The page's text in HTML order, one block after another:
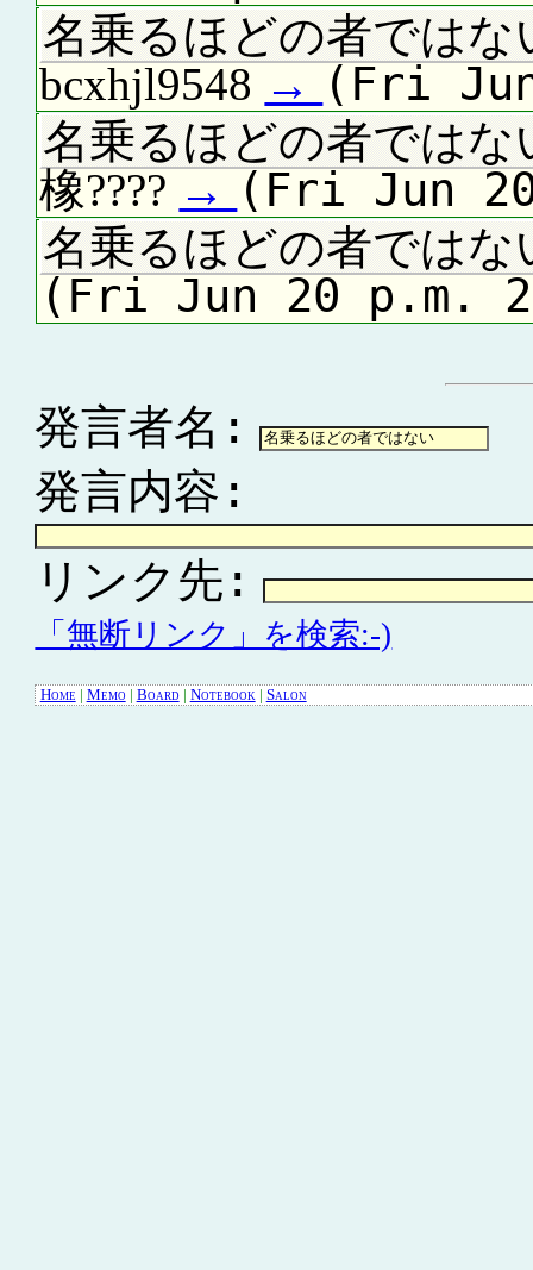
名乗るほどの者ではな
bcxhjl9548 → (Fri
名乗るほどの者ではな
橡???? → (Fri Jun
名乗るほどの者ではな
(Fri Jun 20 p.m.
発言者名:
発言内容:
リンク先:
「無断リンク」を検索:-)
Home | Memo| Board| Notebook| Salon